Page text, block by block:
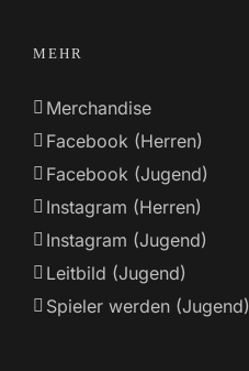
MEHR
Merchandise
Facebook (Herren)
Facebook (Jugend)
Instagram (Herren)
Instagram (Jugend)
Leitbild (Jugend)
Spieler werden (Jugend)